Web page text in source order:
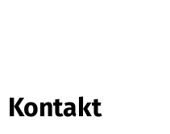
Kontakt